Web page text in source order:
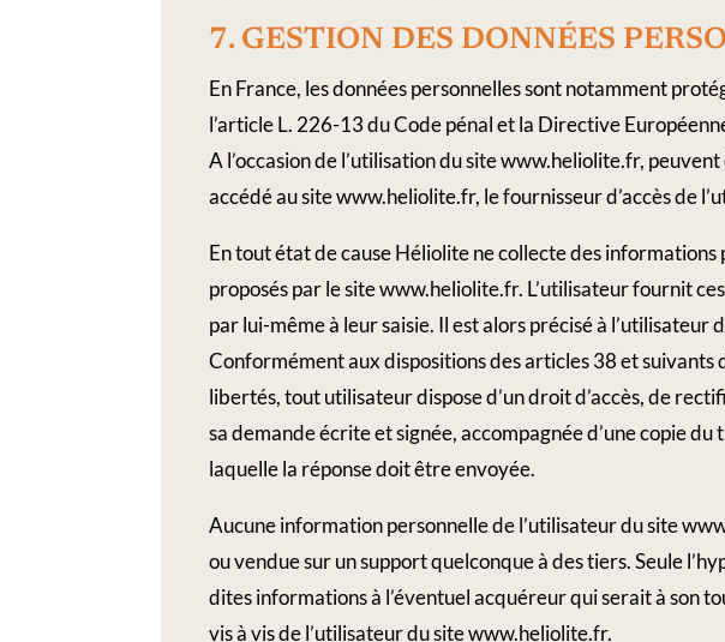
7.​ GESTION​ ​DES​ ​DONNÉES​
En France, les données personnelles sont notamment
l’article L. 226-13 du Code pénal et la Directive
A l’occasion de l’utilisation du site www.heliolite.fr,
accédé au site www.heliolite.fr, le fournisseur d’accès de
En tout état de cause Héliolite ne collecte des
proposés par le site www.heliolite.fr. L’utilisateur fournit
par lui-même à leur saisie. Il est alors précisé à
Conformément aux dispositions des articles 38 et
libertés, tout utilisateur dispose d’un droit d’accès, de
sa demande écrite et signée, accompagnée d’une copie
laquelle la réponse doit être envoyée.
Aucune information personnelle de l’utilisateur du site
ou vendue sur un support quelconque à des tiers. Seule
dites informations à l’éventuel acquéreur qui serait à son
vis à vis de l’utilisateur du site www.heliolite.fr.